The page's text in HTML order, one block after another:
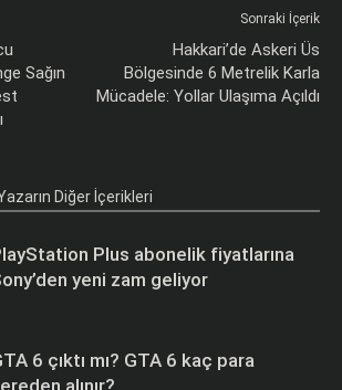
Sağın
Sonraki İçerik
Hakkari’de Askeri Üs
Bölgesinde 6 Metrelik Karla
Mücadele: Yollar Ulaşıma Açıldı
Diğer İçerikleri
Plus abonelik fiyatlarına
yeni zam geliyor
6 çıktı mı? GTA 6 kaç para
alınır?